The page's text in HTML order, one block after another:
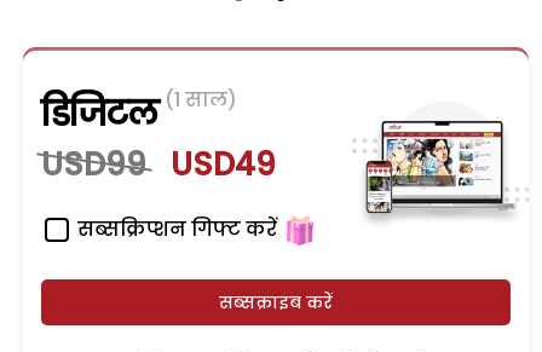
डिजिटल (1 साल)
USD99 USD49
सब्सक्रिप्शन गिफ्ट करें
सब्सक्राइब करें